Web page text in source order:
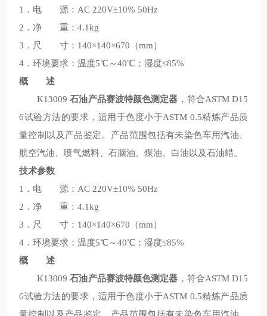
1．电 源：AC 220V±10% 50Hz
2．净 重：4.1kg
3．尺 寸：140×140×670（mm）
4．环境要求：温度5℃～40℃；湿度≤85%
概 述
K13009石油产品赛波特颜色测定器 ，符合ASTM D15
6试验方法的要求，适用于色度小于ASTM 0.5精炼产品质
量控制以及产品鉴定。产品范围包括有未染色车用汽油、
航空汽油、喷气燃料、石脑油、煤油、白油以及石油蜡。
技术参数
1．电 源：AC 220V±10% 50Hz
2．净 重：4.1kg
3．尺 寸：140×140×670（mm）
4．环境要求：温度5℃～40℃；湿度≤85%
概 述
K13009石油产品赛波特颜色测定器 ，符合ASTM D15
6试验方法的要求，适用于色度小于ASTM 0.5精炼产品质